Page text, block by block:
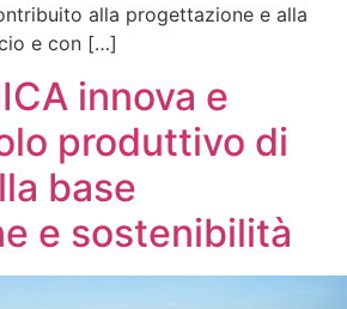
alla progettazione e alla
e con […]
innova e
produttivo di
base
e sostenibilità